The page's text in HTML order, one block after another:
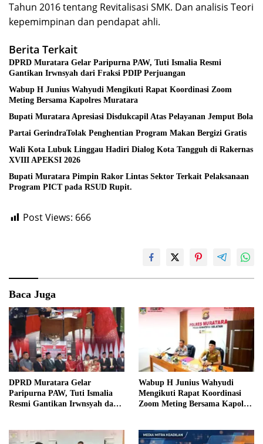
Tahun 2016 tentang Revitalisasi SMK. Dan analisis Teori
kepemimpinan dan pendapat ahli.
Berita Terkait
DPRD Muratara Gelar Paripurna PAW, Tuti Ismalia Resmi
Gantikan Irwnsyah dari Fraksi PDIP Perjuangan
Wabup H Junius Wahyudi Mengikuti Rapat Koordinasi Zoom
Meting Bersama Kapolres Muratara
Bupati Muratara Apresiasi Disdukcapil Atas Pelayanan Jemput Bola
Partai GerindraTolak Penghentian Program Makan Bergizi Gratis
Wali Kota Lubuk Linggau Hadiri Dialog Kota Tangguh di Rakernas
XVIII APEKSI 2026
Bupati Muratara Pimpin Rakor Lintas Sektor Terkait Pelaksanaan
Program PICT pada RSUD Rupit.
Post Views: 666
Baca Juga
DPRD Muratara Gelar
Paripurna PAW, Tuti Ismalia
Resmi Gantikan Irwnsyah dari
Wabup H Junius Wahyudi
Mengikuti Rapat Koordinasi
Zoom Meting Bersama Kapolres